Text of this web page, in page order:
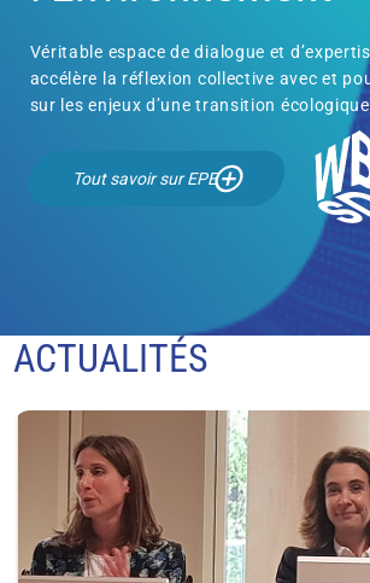
Véritable espace de dialogue et
accélère la réflexion collective avec et
sur les enjeux d’une transition
Tout savoir sur EPE
ACTUALITÉS